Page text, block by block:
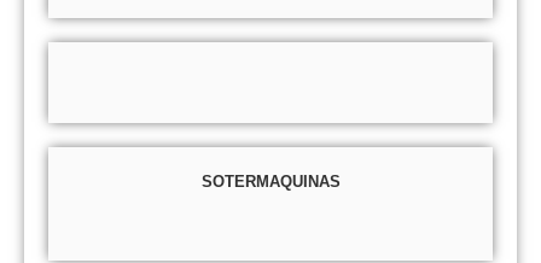
SOTERMAQUINAS